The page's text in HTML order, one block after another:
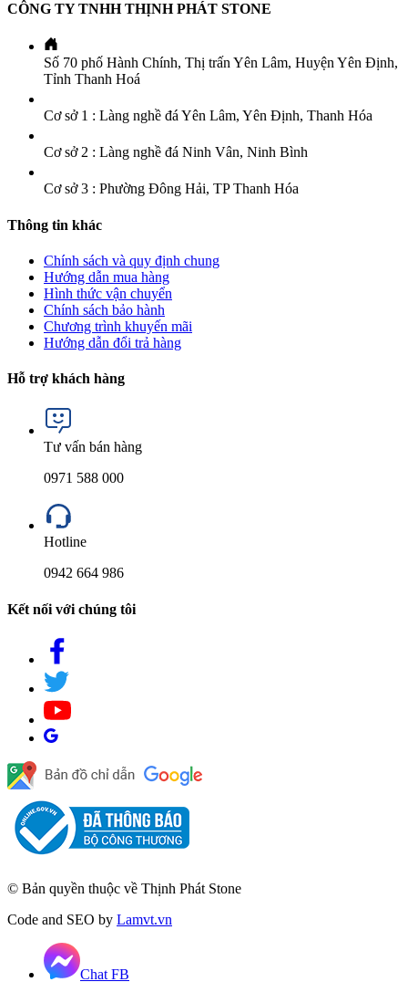
CÔNG TY TNHH THỊNH PHÁT STONE
Số 70 phố Hành Chính, Thị trấn Yên Lâm, Huyện Yên Định,
Tỉnh Thanh Hoá
Cơ sở 1 : Làng nghề đá Yên Lâm, Yên Định, Thanh Hóa
Cơ sở 2 : Làng nghề đá Ninh Vân, Ninh Bình
Cơ sở 3 : Phường Đông Hải, TP Thanh Hóa
Thông tin khác
Chính sách và quy định chung
Hướng dẫn mua hàng
Hình thức vận chuyển
Chính sách bảo hành
Chương trình khuyến mãi
Hướng dẫn đổi trả hàng
Hỗ trợ khách hàng
Tư vấn bán hàng
0971 588 000
Hotline
0942 664 986
Kết nối với chúng tôi
© Bản quyền thuộc về Thịnh Phát Stone
Code and SEO by Lamvt.vn
Chat FB